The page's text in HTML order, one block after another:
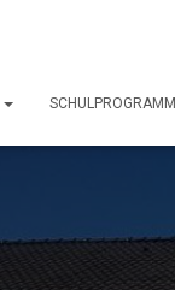
SCHULPROGRAMM